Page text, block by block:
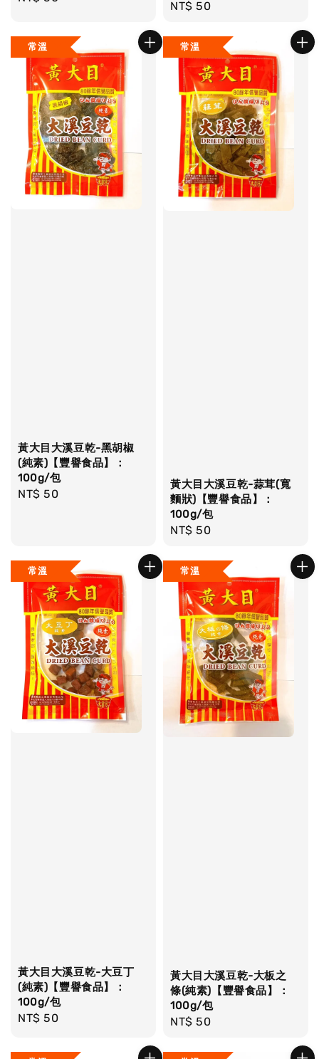
Regular
NT$ 50
常溫
黃大目大溪豆乾-黑胡椒
(純素)【豐譽食品】：
100g/包
Regular
NT$ 50
常溫
黃大目大溪豆乾-蒜茸(寬
麵狀)【豐譽食品】：
100g/包
Regular
NT$ 50
常溫
黃大目大溪豆乾-大豆丁
(純素)【豐譽食品】：
100g/包
Regular
NT$ 50
常溫
黃大目大溪豆乾-大板之
條(純素)【豐譽食品】：
100g/包
Regular
NT$ 50